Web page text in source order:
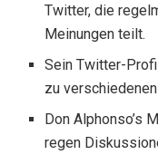
Twitter, die
Meinungen teilt.
Sein Twitter-
zu
Don Alphonso’s
regen